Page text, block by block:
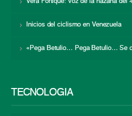
Inicios del ciclismo en Venezuela
«Pega Betulio… Pega Betulio… Se
TECNOLOGÍA